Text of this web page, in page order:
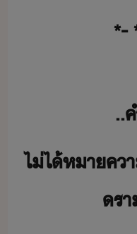
*​-​
.​.​
ไ่ไ้​หาค
ร